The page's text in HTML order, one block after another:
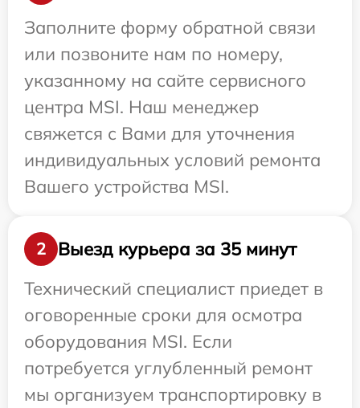
Заполните форму обратной связи
или позвоните нам по номеру,
указанному на сайте сервисного
центра MSI. Наш менеджер
свяжется с Вами для уточнения
индивидуальных условий ремонта
Вашего устройства MSI.
2
Выезд курьера за 35 минут
Технический специалист приедет в
оговоренные сроки для осмотра
оборудования MSI. Если
потребуется углубленный ремонт
мы организуем транспортировку в